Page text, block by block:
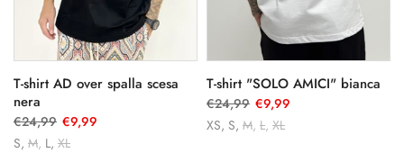
T-shirt AD over spalla scesa
nera
€24,99 €9,99
S M L XL
T-shirt "SOLO AMICI" bianca
€24,99 €9,99
XS S M L XL